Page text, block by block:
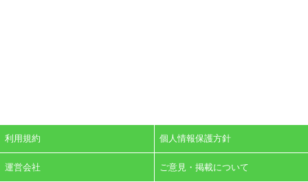
利用規約 個人情報保護方針
運営会社 ご意見・掲載について